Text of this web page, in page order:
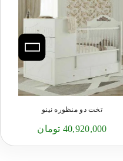
تخت دو منظوره نینو
40,920,000 تومان